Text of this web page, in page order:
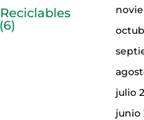
julio
junio